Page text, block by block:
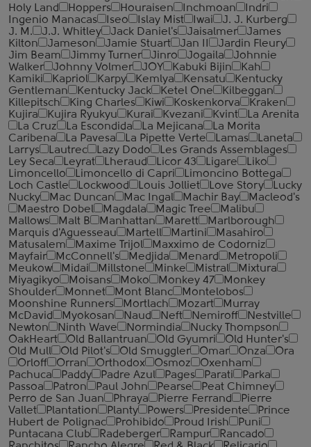
Holy Land
Hoppers Houraisen Inchmoan
Indri
Ingenio Manacas
Iseo Islay Mist Iwai
J. J. Kurberg
J. M.
J.J. Whitley Jack Daniel's Jaisalmer
James
Kilton
Jameson Jamie Stuart Jan II
Jardin Fleury
Jim Beam
Jimmy Turner Jinro Jogaila
Johnnie
Walker
Johnny Volmer JOY Kabuki Bijin
Kah
Kamiki
Kapriol Karpy Kemlya Kensatu
Kentucky
Gentleman
Kentucky Jack Ketel One
Kilbeggan
Killepitsch
King Charles Kiwi Koskenkorva
Kraken
Kujira
Kujira Ryukyu Kurai Kvezani Kvint
La Arenita
La Cruz
La Escondida La Mejicana
La Morita
Caribena
La Pavesa La Pipette Verte Lamas
Laneta
Larrys
Lautrec Lazy Dodo
Les Grands Assemblages
Ley Seca
Leyrat Lheraud Licor 43 Ligare
Liko
Limoncello
Limoncello di Capri
Limoncino Bottega
Loch Castle
Lockwood Louis Jolliet Love Story
Lucky
Nucky
Mac Duncan Mac Ingal Machir Bay
Macleod's
Maestro Dobel
Magdala Magic Tree
Malibu
Mallows
Malt B Manhattan Marett
Marlborough
Marquis d'Aguesseau
Martell Martini
Masahiro
Matusalem
Maxime Trijol
Maxximo de Codorniz
Mayfair
McConnell's Medjida Menard
Metropoli
Meukow
Midai Millstone Minke Mistral
Mixtura
Miyagikyo
Moisans Moko Monkey 47
Monkey
Shoulder
Monnet Mont Blanc
Montelobos
Moonshine Runners
Mortlach Mozart
Murray
McDavid
Myokosan Naud Neft Nemiroff
Nestville
Newton
Ninth Wave Normindia
Nucky Thompson
OakHeart
Old Ballantruan Old Gyumri
Old Hunter's
Old Mull
Old Pilot's Old Smuggler Omar Onza
Ora
Orloff
Orran Orthodox Osmoz
Oxenham
Pachuca
Paddy Padre Azul Pages Parati
Parka
Passoa
Patron Paul John Pearse
Peat Chimney
Perro de San Juan
Phraya Pierre Ferrand
Pierre
Vallet
Plantation Planty Powers Presidente
Prince
Hubert de Polignac
Prohibido Proud Irish
Puni
Puntacana Club
Radeberger Rampur
Rancado